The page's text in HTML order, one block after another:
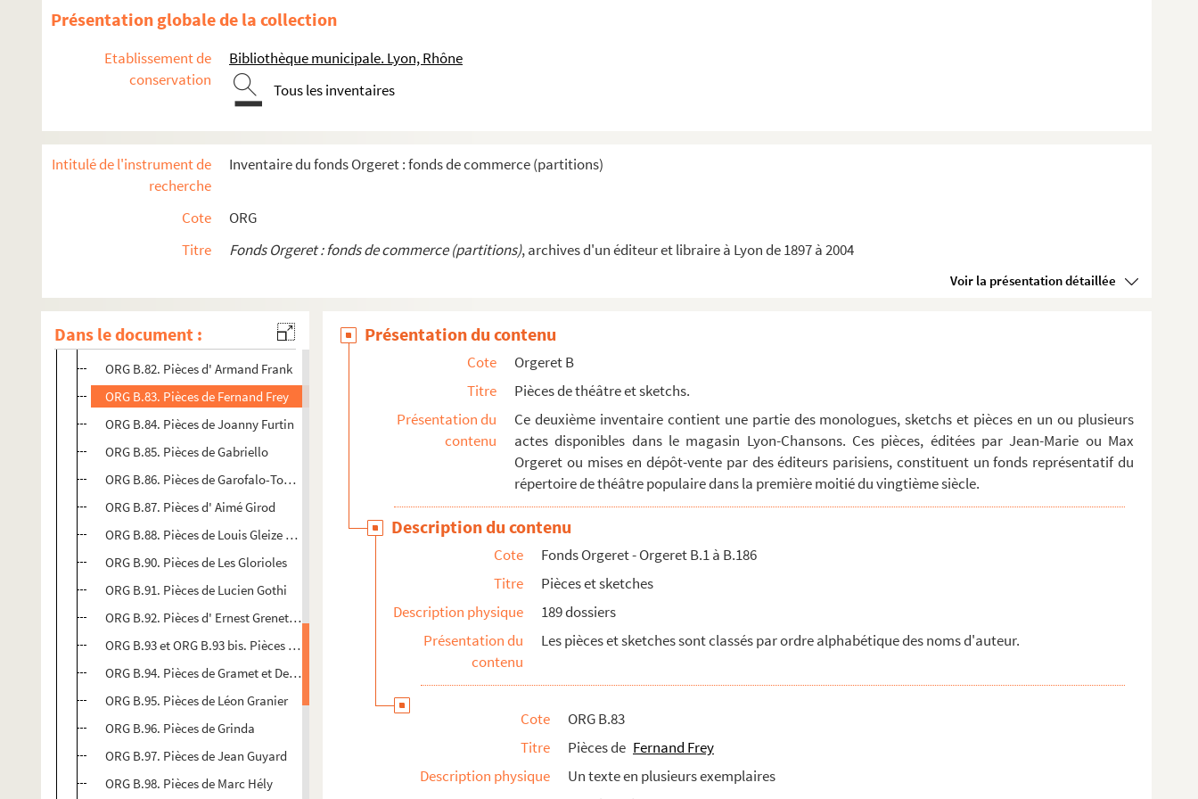
Présentation globale de la collection
Etablissement de
conservation
Bibliothèque municipale. Lyon, Rhône
Tous les inventaires
Intitulé de l'instrument de
recherche
Inventaire du fonds Orgeret : fonds de commerce (partitions)
Cote
ORG
Titre
Fonds Orgeret : fonds de commerce (partitions), archives d'un éditeur et libraire à Lyon de 1897 à 2004
Voir la présentation détaillée
Dans le document :
ORG B.69. Pièces de Henry Dubessy
ORG B.71. Pièces de Francis Dufor et E. Morel
ORG B.72. Pièces de R. Dumarais
ORG B.74. Pièces d' Elvaury
ORG B.75. Pièces d' Edmond Famechon
ORG B.78. Pièces de Henri Fontenille
ORG B.80. Pièces de Jean Fort et Camille Jacquemot
ORG B.81. Pièces de G. Francillon
ORG B.82. Pièces d' Armand Frank
ORG B.83. Pièces de Fernand Frey
ORG B.84. Pièces de Joanny Furtin
ORG B.85. Pièces de Gabriello
ORG B.86. Pièces de Garofalo-Tocihc
ORG B.87. Pièces d' Aimé Girod
ORG B.88. Pièces de Louis Gleize et Paul Bourgès
ORG B.90. Pièces de Les Glorioles
ORG B.91. Pièces de Lucien Gothi
ORG B.92. Pièces d' Ernest Grenet-Dancourt
ORG B.93 et ORG B.93 bis. Pièces de Georges Goudon
ORG B.94. Pièces de Gramet et Delormel
ORG B.95. Pièces de Léon Granier
ORG B.96. Pièces de Grinda
ORG B.97. Pièces de Jean Guyard
ORG B.98. Pièces de Marc Hély
Présentation du contenu
Cote
Orgeret B
Titre
Pièces de théâtre et sketchs.
Présentation du
contenu
Ce deuxième inventaire contient une partie des monologues, sketchs et pièces en un ou plusieurs
actes disponibles dans le magasin Lyon-Chansons. Ces pièces, éditées par Jean-Marie ou Max
Orgeret ou mises en dépôt-vente par des éditeurs parisiens, constituent un fonds représentatif du
répertoire de théâtre populaire dans la première moitié du vingtième siècle.
Description du contenu
Cote
Fonds Orgeret - Orgeret B.1 à B.186
Titre
Pièces et sketches
Description physique
189 dossiers
Présentation du
contenu
Les pièces et sketches sont classés par ordre alphabétique des noms d'auteur.
Cote
ORG B.83
Titre
Pièces de Fernand Frey
Description physique
Un texte en plusieurs exemplaires